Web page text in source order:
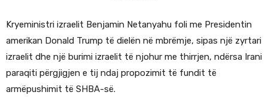
Kryeministri izraelit Benjamin Netanyahu foli me Presidentin
amerikan Donald Trump të dielën në mbrëmje, sipas një zyrtari
izraelit dhe një burimi izraelit të njohur me thirrjen, ndërsa Irani
paraqiti përgjigjen e tij ndaj propozimit të fundit të
armëpushimit të SHBA-së.